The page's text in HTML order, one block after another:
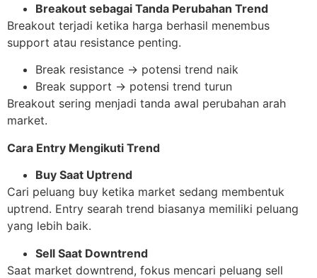
Breakout sebagai Tanda Perubahan Trend
Breakout terjadi ketika harga berhasil menembus
support atau resistance penting.
Break resistance → potensi trend naik
Break support → potensi trend turun
Breakout sering menjadi tanda awal perubahan arah
market.
Cara Entry Mengikuti Trend
Buy Saat Uptrend
Cari peluang buy ketika market sedang membentuk
uptrend. Entry searah trend biasanya memiliki peluang
yang lebih baik.
Sell Saat Downtrend
Saat market downtrend, fokus mencari peluang sell